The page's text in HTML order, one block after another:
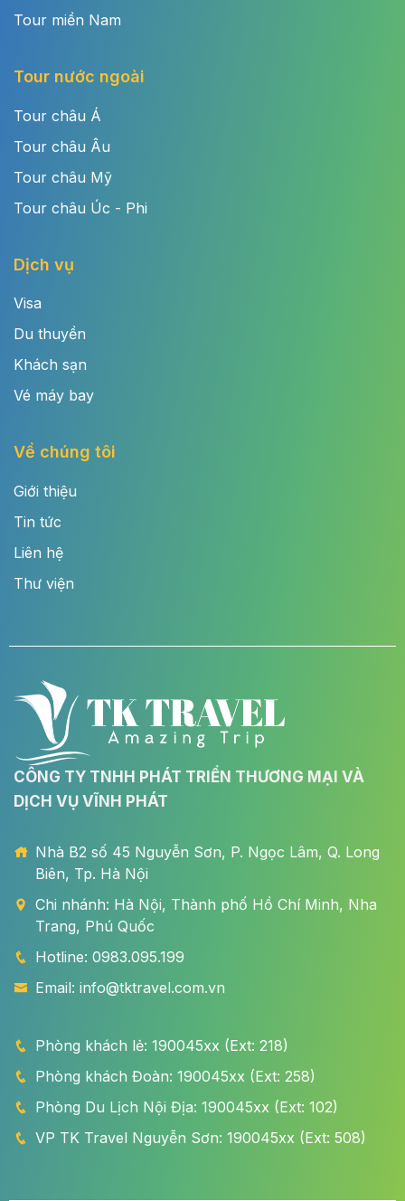
Tour miền Nam
Tour nước ngoài
Tour châu Á
Tour châu Âu
Tour châu Mỹ
Tour châu Úc - Phi
Dịch vụ
Visa
Du thuyền
Khách sạn
Vé máy bay
Về chúng tôi
Giới thiệu
Tin tức
Liên hệ
Thư viện
CÔNG TY TNHH PHÁT TRIỂN THƯƠNG MẠI VÀ
DỊCH VỤ VĨNH PHÁT
Nhà B2 số 45 Nguyễn Sơn, P. Ngọc Lâm, Q. Long
Biên, Tp. Hà Nội
Chi nhánh: Hà Nội, Thành phố Hồ Chí Minh, Nha
Trang, Phú Quốc
Hotline: 0983.095.199
Email: info@tktravel.com.vn
Phòng khách lẻ: 190045xx (Ext: 218)
Phòng khách Đoàn: 190045xx (Ext: 258)
Phòng Du Lịch Nội Địa: 190045xx (Ext: 102)
VP TK Travel Nguyễn Sơn: 190045xx (Ext: 508)